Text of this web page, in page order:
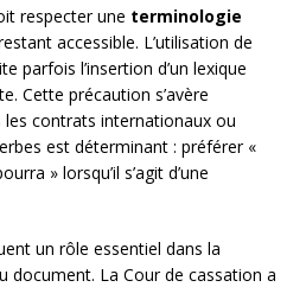
respecter une terminologie
accessible. L’utilisation de
parfois l’insertion d’un lexique
Cette précaution s’avère
contrats internationaux ou
est déterminant : préférer «
» lorsqu’il s’agit d’une
un rôle essentiel dans la
document. La Cour de cassation a